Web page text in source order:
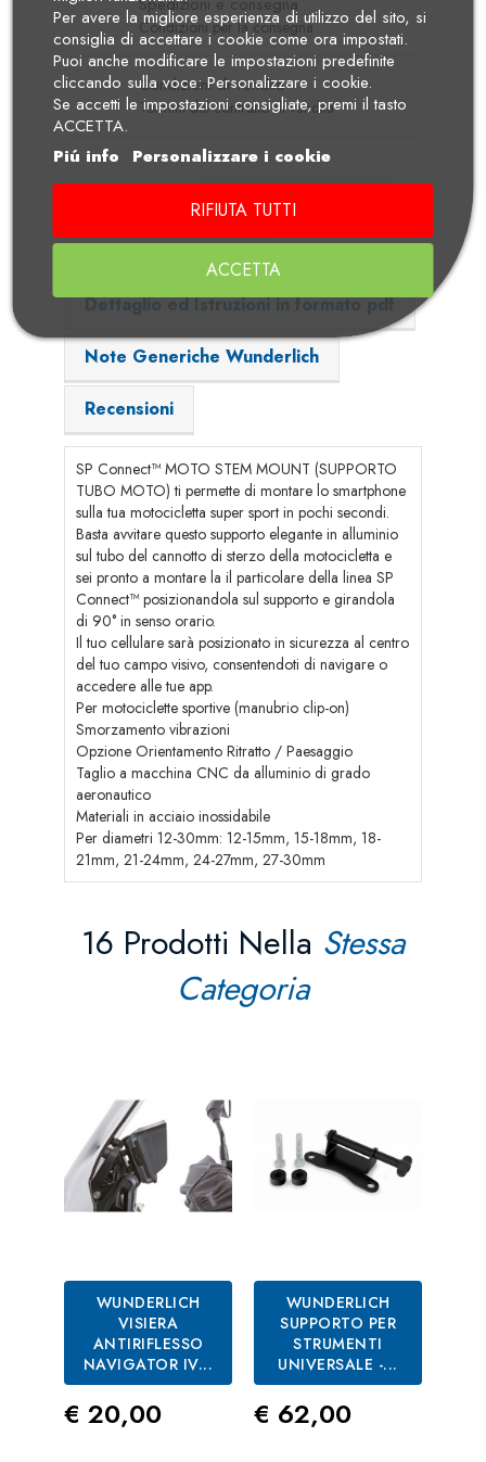
Condizioni per la consegna
Condizioni di vendita
Termini del contratto di vendita
Dettagli Prodotto
Dettaglio ed Istruzioni in formato pdf
Note Generiche Wunderlich
Recensioni
SP Connect™ MOTO STEM MOUNT (SUPPORTO
TUBO MOTO) ti permette di montare lo smartphone
sulla tua motocicletta super sport in pochi secondi.
Basta avvitare questo supporto elegante in alluminio
sul tubo del cannotto di sterzo della motocicletta e
sei pronto a montare la il particolare della linea SP
Connect™ posizionandola sul supporto e girandola
di 90° in senso orario.
Il tuo cellulare sarà posizionato in sicurezza al centro
del tuo campo visivo, consentendoti di navigare o
accedere alle tue app.
Per motociclette sportive (manubrio clip-on)
Smorzamento vibrazioni
Opzione Orientamento Ritratto / Paesaggio
Taglio a macchina CNC da alluminio di grado
aeronautico
Materiali in acciaio inossidabile
Per diametri 12-30mm: 12-15mm, 15-18mm, 18-
21mm, 21-24mm, 24-27mm, 27-30mm
16 Prodotti Nella Stessa
Categoria
WUNDERLICH
VISIERA
ANTIRIFLESSO
NAVIGATOR IV...
Prezzo
€ 20,00
WUNDERLICH
SUPPORTO PER
STRUMENTI
UNIVERSALE -...
Prezzo
€ 62,00
Per avere la migliore esperienza di utilizzo del sito, si
consiglia di accettare i cookie come ora impostati.
Puoi anche modificare le impostazioni predefinite
cliccando sulla voce: Personalizzare i cookie.
Se accetti le impostazioni consigliate, premi il tasto
ACCETTA.
Piú info
Personalizzare i cookie
RIFIUTA TUTTI
ACCETTA